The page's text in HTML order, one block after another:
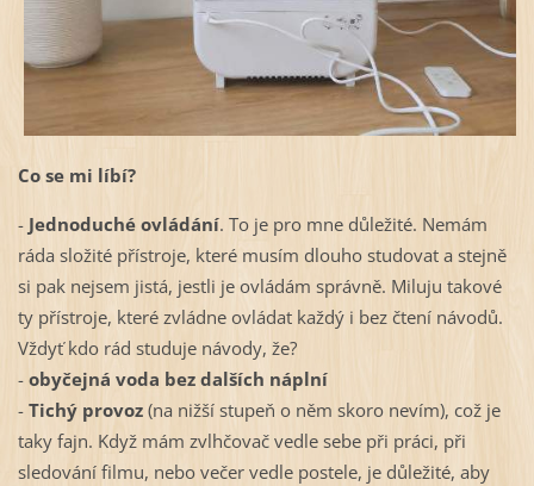
Co se mi líbí?
- Jednoduché ovládání. To je pro mne důležité. Nemám
ráda složité přístroje, které musím dlouho studovat a stejně
si pak nejsem jistá, jestli je ovládám správně. Miluju takové
ty přístroje, které zvládne ovládat každý i bez čtení návodů.
Vždyť kdo rád studuje návody, že?
- obyčejná voda bez dalších náplní
- Tichý provoz(na nižší stupeň o něm skoro nevím), což je
taky fajn. Když mám zvlhčovač vedle sebe při práci, při
sledování filmu, nebo večer vedle postele, je důležité, aby